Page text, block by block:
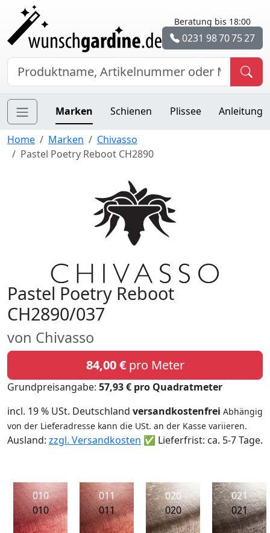
Beratung bis 18:00
0231 98 70 75 27
Marken Schienen Plissee Anleitung
Home Marken
Chivasso
Pastel Poetry Reboot CH2890
Pastel Poetry Reboot
CH2890/037
von Chivasso
84,00 €pro Meter
Grundpreisangabe: 57,93 € pro Quadratmeter
incl. 19 % USt. Deutschland versandkostenfrei Abhängig
von der Lieferadresse kann die USt. an der Kasse variieren.
Ausland: zzgl. Versandkosten ✅ Lieferfrist: ca. 5-7 Tage.
010
010
011
011
020
020
021
021